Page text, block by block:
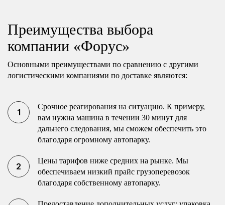
Преимущества выбора
компании «Форус»
Основными преимуществами по сравнению с другими
логистическими компаниями по доставке являются:
Срочное реагирования на ситуацию. К примеру,
вам нужна машина в течении 30 минут для
дальнего следования, мы сможем обеспечить это
благодаря огромному автопарку.
Цены тарифов ниже средних на рынке. Мы
обеспечиваем низкий прайс грузоперевозок
благодаря собственному автопарку.